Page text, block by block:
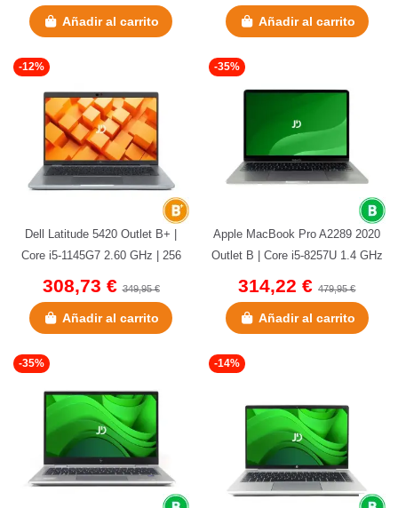
(1 nota)
Añadir al carrito Añadir al carrito
-12%
Dell Latitude 5420 Outlet B+ |
Core i5-1145G7 2.60 GHz | 256
GB NVMe | 8 GB DDR4 | 14"...
308,73 €349,95 €
Añadir al carrito
-35%
Apple MacBook Pro A2289 2020
Outlet B | Core i5-8257U 1.4 GHz
| 256 GB NVMe | 8 GB...
314,22 €479,95 €
Añadir al carrito
-35% -14%